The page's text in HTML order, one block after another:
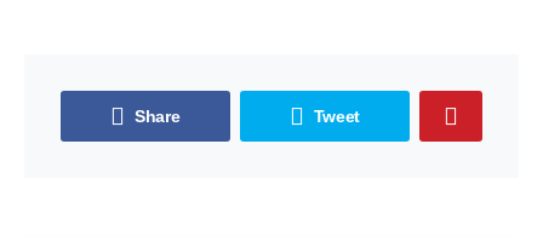
Share Tweet